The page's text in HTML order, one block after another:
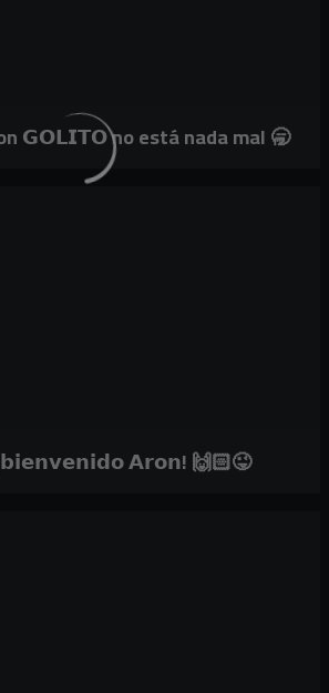
𝗚𝗢𝗟𝗜𝗧𝗢 no está nada mal 🥱
𝗔𝗿𝗼𝗻! 🙌🏻😜